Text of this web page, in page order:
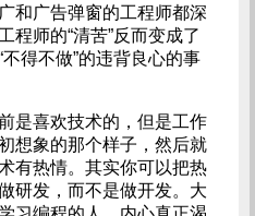
和广告弹窗的工程师都深
程师的“清苦”反而变成了
得不做”的违背良心的事
是喜欢技术的，但是工作
想象的那个样子，然后就
有热情。其实你可以把热
研发，而不是做开发。大